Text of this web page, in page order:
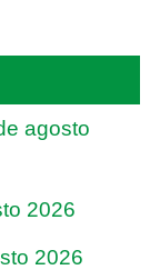
agosto
2026
2026